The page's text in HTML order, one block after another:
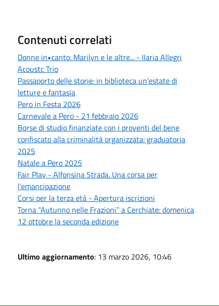
Contenuti correlati
Donne in•canto: Marilyn e le altre... - Ilaria Allegri
Acoustc Trio
Passaporto delle storie: in biblioteca un’estate di
letture e fantasia
Pero in Festa 2026
Carnevale a Pero - 21 febbraio 2026
Borse di studio finanziate con i proventi del bene
confiscato alla criminalità organizzata: graduatoria
2025
Natale a Pero 2025
Fair Play - Alfonsina Strada. Una corsa per
l’emancipazione
Corsi per la terza età - Apertura iscrizioni
Torna “Autunno nelle Frazioni” a Cerchiate: domenica
12 ottobre la seconda edizione
Ultimo aggiornamento: 13 marzo 2026, 10:46